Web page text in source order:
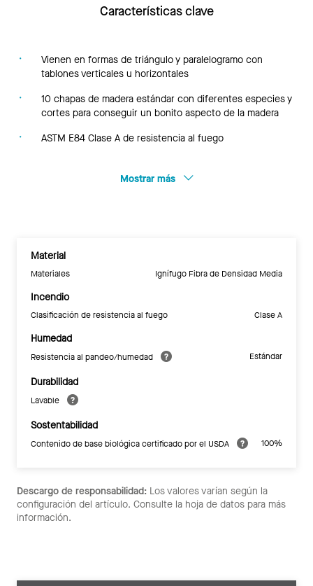
Características clave
Vienen en formas de triángulo y paralelogramo con
tablones verticales u horizontales
10 chapas de madera estándar con diferentes especies y
cortes para conseguir un bonito aspecto de la madera
ASTM E84 Clase A de resistencia al fuego
Mostrar más
Material
Materiales Ignífugo Fibra de Densidad Media
Incendio
Clasificación de resistencia al fuego Clase A
Humedad
Resistencia al pandeo/humedad Estándar
Durabilidad
Lavable
Sostentabilidad
Contenido de base biológica certificado por el USDA 100%
Descargo de responsabilidad: Los valores varían según la
configuración del artículo. Consulte la hoja de datos para más
información.